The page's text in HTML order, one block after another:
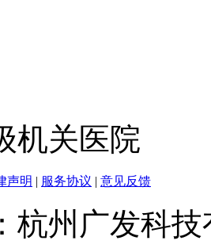
机关医院
声明 | 服务协议 | 意见反馈
杭州广发科